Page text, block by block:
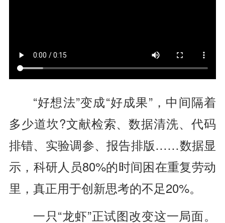
“好想法”变成“好成果”，中间隔着
多少道坎?文献检索、数据清洗、代码
排错、实验调参、报告排版……数据显
示，科研人员80%的时间困在重复劳动
里，真正用于创新思考的不足20%。
一只“龙虾”正试图改变这一局面。